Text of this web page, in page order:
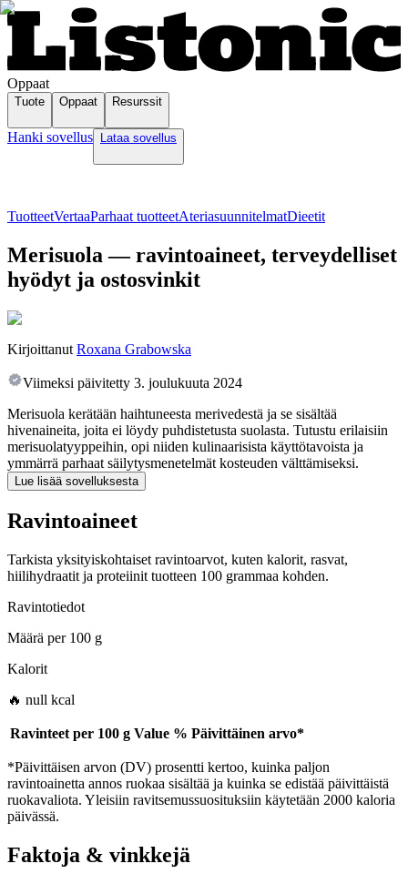
Oppaat
Tuote Oppaat Resurssit
Hanki sovellus Lataa sovellus
TuotteetVertaaParhaat tuotteetAteriasuunnitelmatDieetit
Merisuola — ravintoaineet, terveydelliset
hyödyt ja ostosvinkit
Kirjoittanut Roxana Grabowska
Viimeksi päivitetty 3. joulukuuta 2024
Merisuola kerätään haihtuneesta merivedestä ja se sisältää
hivenaineita, joita ei löydy puhdistetusta suolasta. Tutustu erilaisiin
merisuolatyyppeihin, opi niiden kulinaarisista käyttötavoista ja
ymmärrä parhaat säilytysmenetelmät kosteuden välttämiseksi.
Lue lisää sovelluksesta
Ravintoaineet
Tarkista yksityiskohtaiset ravintoarvot, kuten kalorit, rasvat,
hiilihydraatit ja proteiinit tuotteen 100 grammaa kohden.
Ravintotiedot
Määrä per100 g
Kalorit
🔥 null kcal
Ravinteet per 100 g Value % Päivittäinen arvo*
*Päivittäisen arvon (DV) prosentti kertoo, kuinka paljon
ravintoainetta annos ruokaa sisältää ja kuinka se edistää päivittäistä
ruokavaliota. Yleisiin ravitsemussuosituksiin käytetään 2000 kaloria
päivässä.
Faktoja & vinkkejä